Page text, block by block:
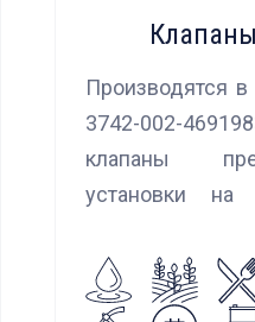
Производятся
3742-002-
клапаны
установки на
потока
жидкостей,